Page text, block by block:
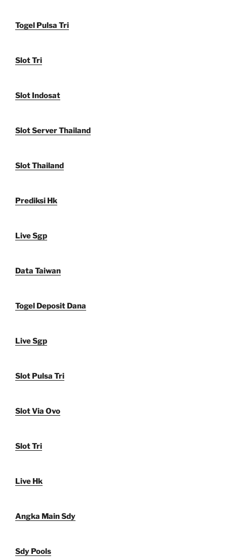
Togel Pulsa Tri
Slot Tri
Slot Indosat
Slot Server Thailand
Slot Thailand
Prediksi Hk
Live Sgp
Data Taiwan
Togel Deposit Dana
Live Sgp
Slot Pulsa Tri
Slot Via Ovo
Slot Tri
Live Hk
Angka Main Sdy
Sdy Pools